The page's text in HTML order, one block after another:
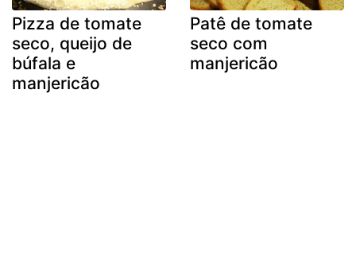
Pizza de tomate
seco, queijo de
búfala e
manjericão
Patê de tomate
seco com
manjericão